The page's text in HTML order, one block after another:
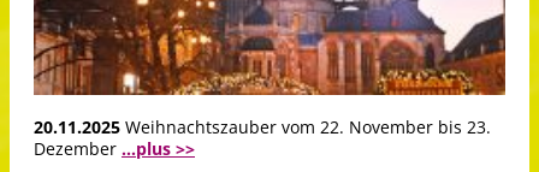
20.11.2025 Weihnachtszauber vom 22. November bis 23.
Dezember ...plus >>